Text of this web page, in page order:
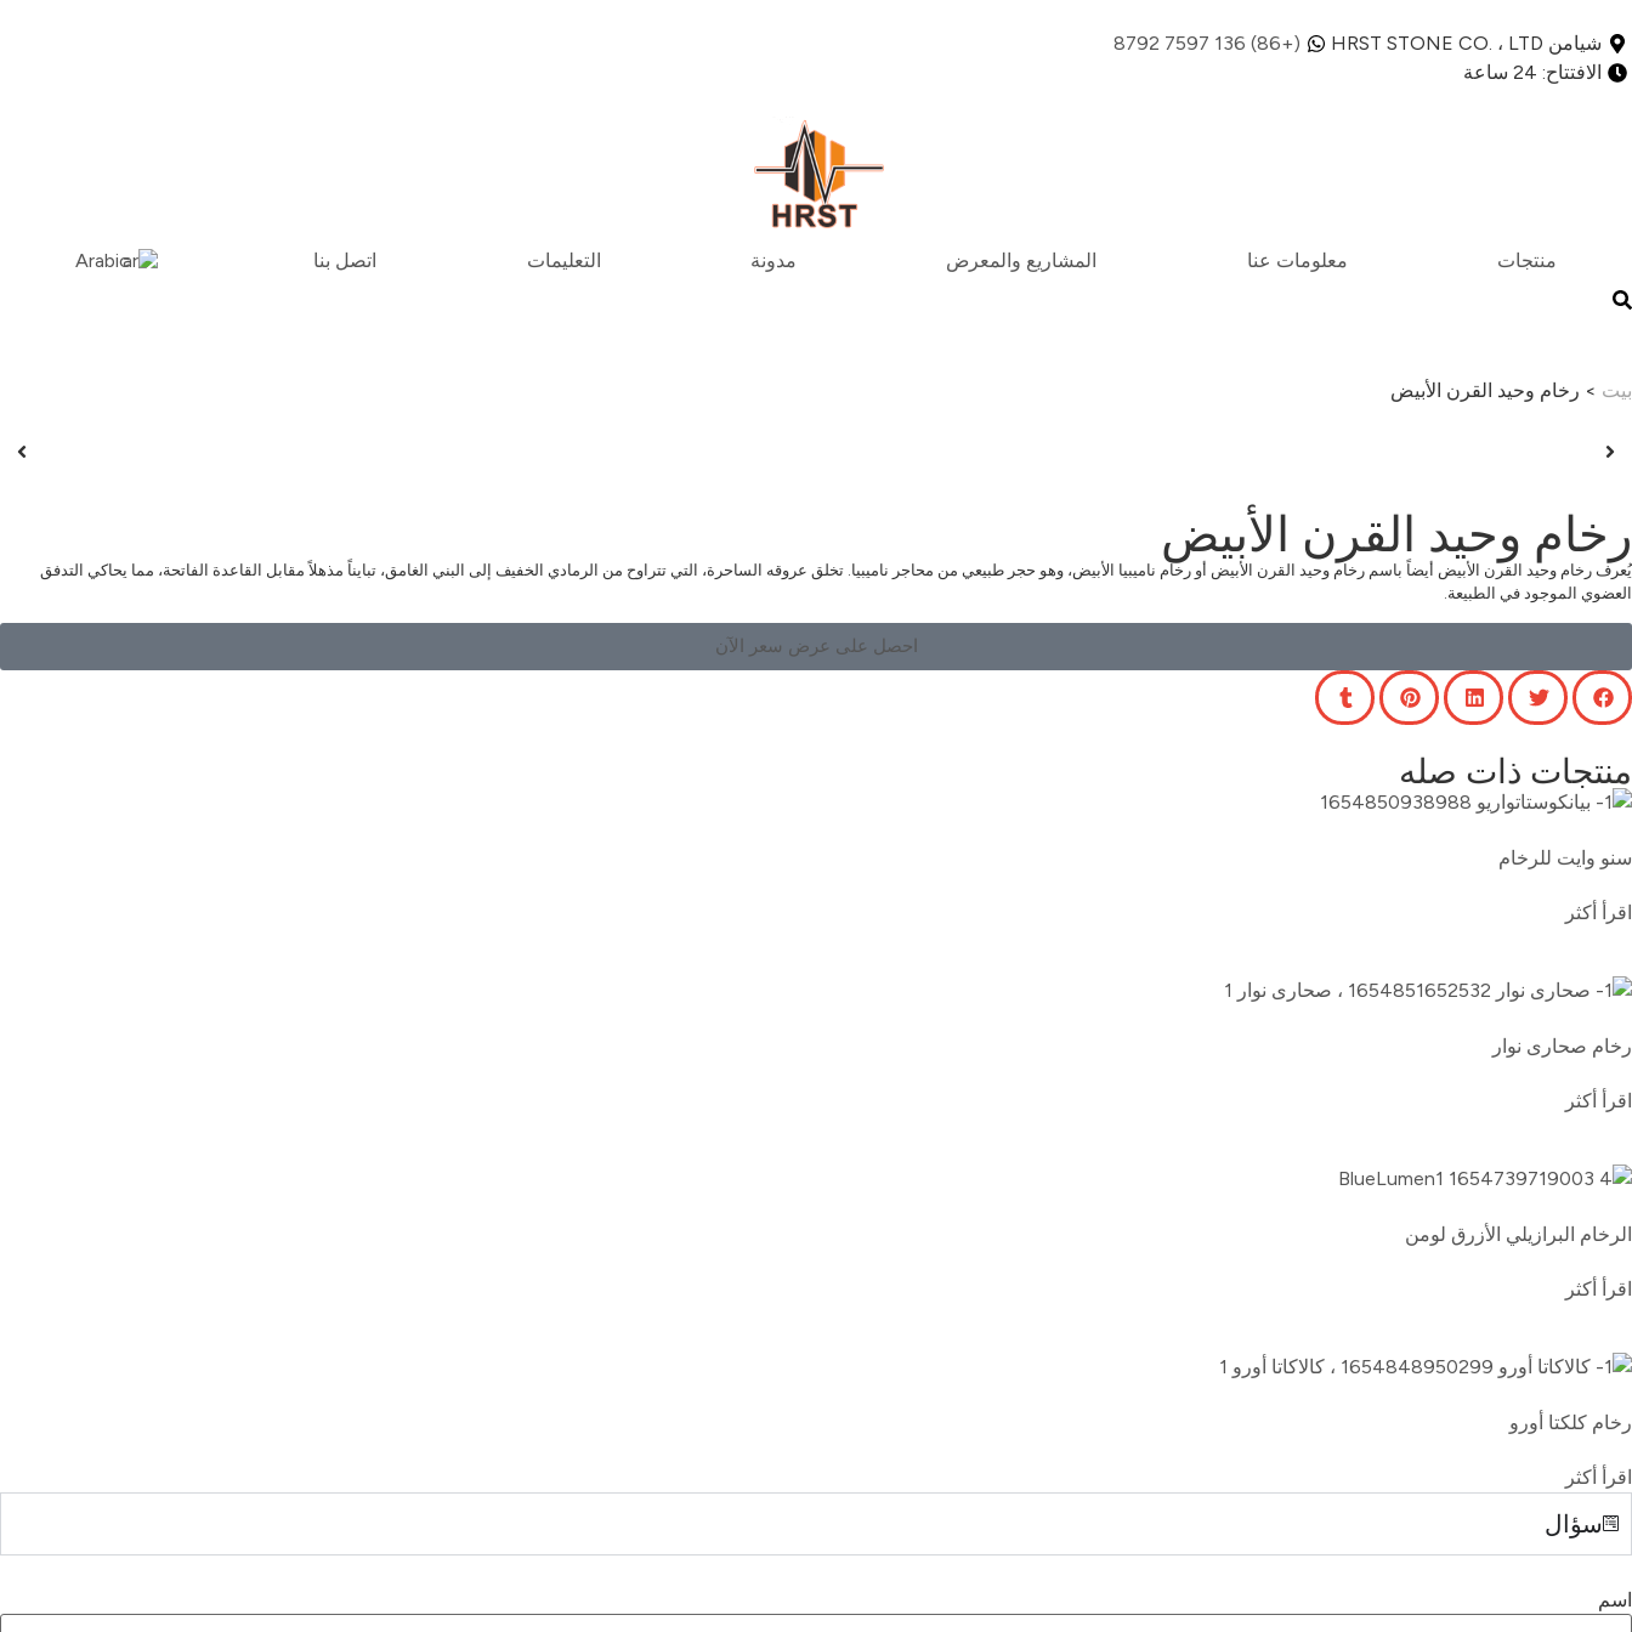
شيامن HRST STONE CO. ، LTD
(+86) 136 7597 8792
الافتتاح: 24 ساعة
منتجات معلومات عنا المشاريع والمعرض مدونة التعليمات اتصل بنا Arabic
بيت > رخام وحيد القرن الأبيض
رخام وحيد القرن الأبيض
يُعرف رخام وحيد القرن الأبيض أيضاً باسم رخام وحيد القرن الأبيض أو رخام ناميبيا الأبيض، وهو حجر طبيعي من محاجر ناميبيا. تخلق عروقه الساحرة، التي تتراوح من الرمادي الخفيف إلى البني الغامق، تبايناً مذهلاً مقابل القاعدة الفاتحة، مما يحاكي التدفق
العضوي الموجود في الطبيعة.
احصل على عرض سعر الآن
منتجات ذات صله
سنو وايت للرخام
اقرأ أكثر
رخام صحارى نوار
اقرأ أكثر
الرخام البرازيلي الأزرق لومن
اقرأ أكثر
رخام كلكتا أورو
اقرأ أكثر
سؤال
اسم